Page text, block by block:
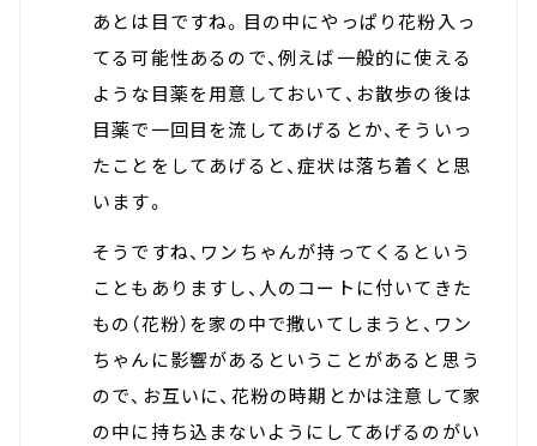
あとは目ですね。目の中にやっぱり花粉入っ
てる可能性あるので、例えば一般的に使える
ような目薬を用意しておいて、お散歩の後は
目薬で一回目を流してあげるとか、そういっ
たことをしてあげると、症状は落ち着くと思
います。
そうですね、ワンちゃんが持ってくるという
こともありますし、人のコートに付いてきた
もの（花粉）を家の中で撒いてしまうと、ワン
ちゃんに影響があるということがあると思う
ので、お互いに、花粉の時期とかは注意して家
の中に持ち込まないようにしてあげるのがい